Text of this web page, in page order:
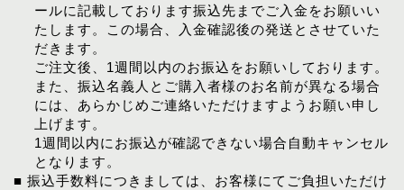
ールに記載しております振込先までご入金をお願いい
たします。この場合、入金確認後の発送とさせていた
だきます。
ご注文後、1週間以内のお振込をお願いしております。
また、振込名義人とご購入者様のお名前が異なる場合
には、あらかじめご連絡いただけますようお願い申し
上げます。
1週間以内にお振込が確認できない場合自動キャンセル
となります。
■ 振込手数料につきましては、お客様にてご負担いただけ